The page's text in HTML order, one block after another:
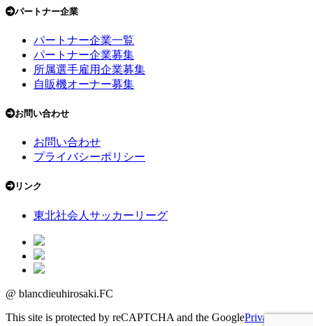
パートナー企業
パートナー企業一覧
パートナー企業募集
所属選手雇用企業募集
自販機オーナー募集
お問い合わせ
お問い合わせ
プライバシーポリシー
リンク
東北社会人サッカーリーグ
@ blancdieuhirosaki.FC
This site is protected by reCAPTCHA and the GooglePrivacy